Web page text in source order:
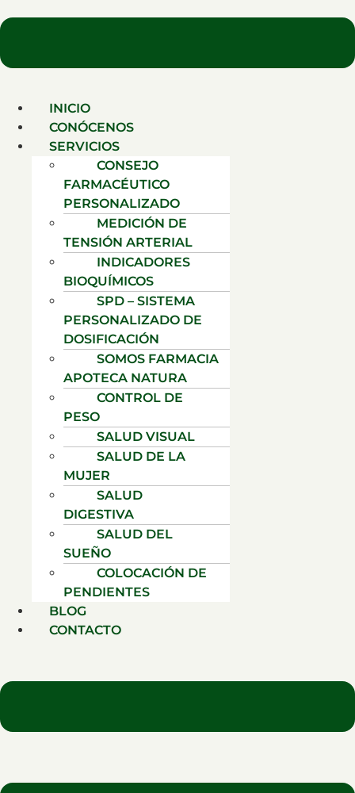
INICIO
CONÓCENOS
SERVICIOS
CONSEJO
FARMACÉUTICO
PERSONALIZADO
MEDICIÓN DE
TENSIÓN ARTERIAL
INDICADORES
BIOQUÍMICOS
SPD – SISTEMA
PERSONALIZADO DE
DOSIFICACIÓN
SOMOS FARMACIA
APOTECA NATURA
CONTROL DE
PESO
SALUD VISUAL
SALUD DE LA
MUJER
SALUD
DIGESTIVA
SALUD DEL
SUEÑO
COLOCACIÓN DE
PENDIENTES
BLOG
CONTACTO